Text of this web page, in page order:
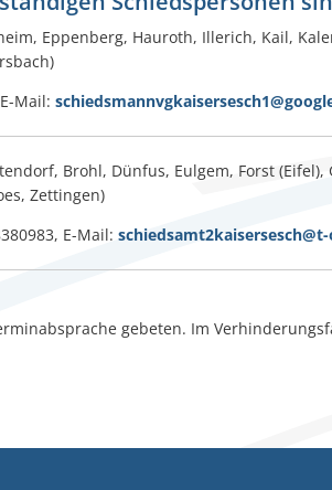
Eppenberg, Hauroth, Illerich, Kail,
Mail:
Brohl, Dünfus, Eulgem, Forst (Eifel),
Zettingen)
E-Mail:
gebeten. Im